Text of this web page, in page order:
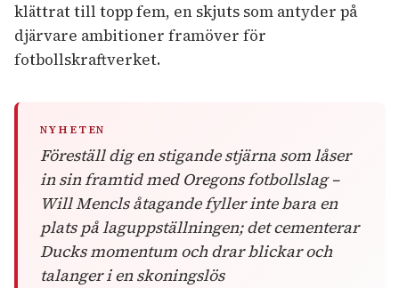
klättrat till topp fem, en skjuts som antyder på
djärvare ambitioner framöver för
fotbollskraftverket.
NYHETEN
Föreställ dig en stigande stjärna som låser
in sin framtid med Oregons fotbollslag –
Will Mencls åtagande fyller inte bara en
plats på laguppställningen; det cementerar
Ducks momentum och drar blickar och
talanger i en skoningslös